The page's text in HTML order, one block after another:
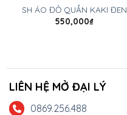
SH ÁO ĐỎ QUẦN KAKI ĐEN
550,000₫
LIÊN HỆ MỞ ĐẠI LÝ
0869.256.488